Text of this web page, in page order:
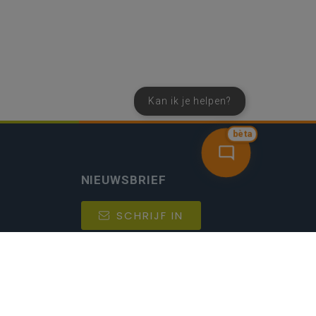
bèta
Kan ik je helpen?
NIEUWSBRIEF
SCHRIJF IN